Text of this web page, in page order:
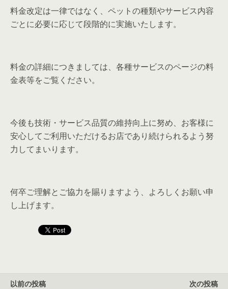
料金改定は一律ではなく、ペットの種類やサービス内容
ごとに必要に応じて段階的に実施いたします。
料金の詳細につきましては、各種サービスのページの料
金表等をご覧ください。
今後も技術・サービス品質の維持向上に努め、お客様に
安心してご利用いただけるお店であり続けられるよう努
力してまいります。
何卒ご理解とご協力を賜りますよう、よろしくお願い申
し上げます。
以前の投稿
次の投稿